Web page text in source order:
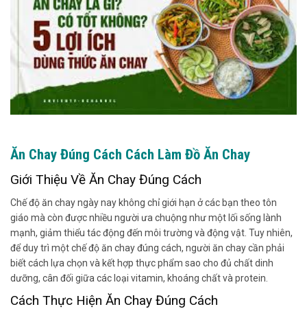
Ăn Chay Đúng Cách Cách Làm Đồ Ăn Chay
Giới Thiệu Về Ăn Chay Đúng Cách
Chế độ ăn chay ngày nay không chỉ giới hạn ở các bạn theo tôn
giáo mà còn được nhiều người ưa chuộng như một lối sống lành
mạnh, giảm thiểu tác động đến môi trường và động vật. Tuy nhiên,
để duy trì một chế độ ăn chay đúng cách, người ăn chay cần phải
biết cách lựa chọn và kết hợp thực phẩm sao cho đủ chất dinh
dưỡng, cân đối giữa các loại vitamin, khoáng chất và protein.
Cách Thực Hiện Ăn Chay Đúng Cách